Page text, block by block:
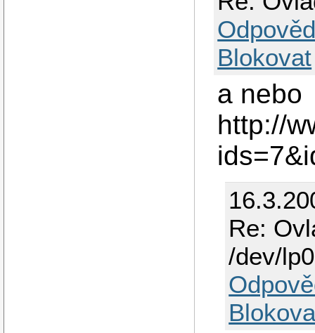
Blokovat
a nebo
http://
Re:
/dev/lp0